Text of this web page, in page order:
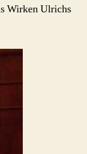
Wirken Ulrichs